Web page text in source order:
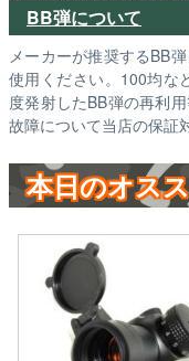
BB弾について
メーカーが推奨するBB
使用ください。100均な
度発射したBB弾の再利
故障について当店の保証
本日のオス